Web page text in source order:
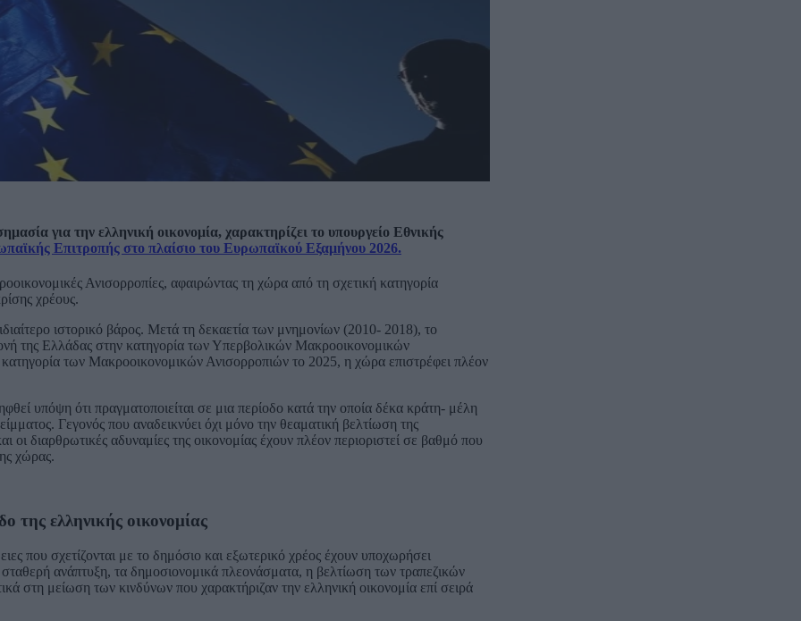
για την ελληνική οικονομία, χαρακτηρίζει το υπουργείο Εθνικής
Επιτροπής στο πλαίσιο του Ευρωπαϊκού Εξαμήνου 2026.
Ανισορροπίες, αφαιρώντας τη χώρα από τη σχετική κατηγορία
χρέους.
ιστορικό βάρος. Μετά τη δεκαετία των μνημονίων (2010- 2018), το
της Ελλάδας στην κατηγορία των Υπερβολικών Μακροοικονομικών
των Μακροοικονομικών Ανισορροπιών το 2025, η χώρα επιστρέφει πλέον
υπόψη ότι πραγματοποιείται σε μια περίοδο κατά την οποία δέκα κράτη- μέλη
Γεγονός που αναδεικνύει όχι μόνο την θεαματική βελτίωση της
οι διαρθρωτικές αδυναμίες της οικονομίας έχουν πλέον περιοριστεί σε βαθμό που
χώρας.
της ελληνικής οικονομίας
που σχετίζονται με το δημόσιο και εξωτερικό χρέος έχουν υποχωρήσει
ανάπτυξη, τα δημοσιονομικά πλεονάσματα, η βελτίωση των τραπεζικών
στη μείωση των κινδύνων που χαρακτήριζαν την ελληνική οικονομία επί σειρά